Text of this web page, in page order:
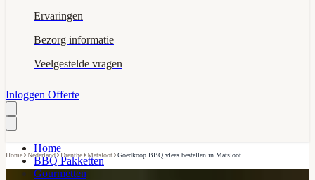
Ervaringen
Bezorg informatie
Veelgestelde vragen
Inloggen Offerte
Home
BBQ Pakketten
Gourmetten
Home›Nederland›Drenthe›Matsloot›Goedkoop BBQ vlees bestellen in Matsloot